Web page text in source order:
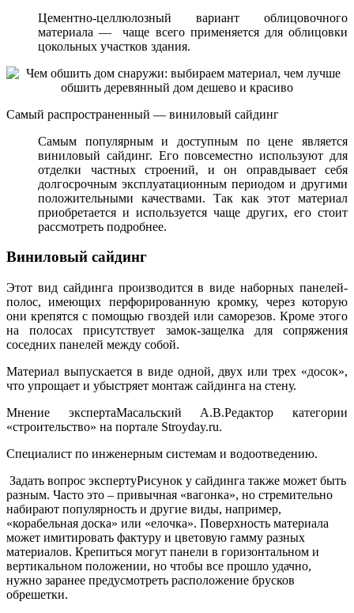
Цементно-целлюлозный вариант облицовочного
материала — чаще всего применяется для облицовки
цокольных участков здания.
Самый распространенный — виниловый сайдинг
Самым популярным и доступным по цене является
виниловый сайдинг. Его повсеместно используют для
отделки частных строений, и он оправдывает себя
долгосрочным эксплуатационным периодом и другими
положительными качествами. Так как этот материал
приобретается и используется чаще других, его стоит
рассмотреть подробнее.
Виниловый сайдинг
Этот вид сайдинга производится в виде наборных панелей-
полос, имеющих перфорированную кромку, через которую
они крепятся с помощью гвоздей или саморезов. Кроме этого
на полосах присутствует замок-защелка для сопряжения
соседних панелей между собой.
Материал выпускается в виде одной, двух или трех «досок»,
что упрощает и убыстряет монтаж сайдинга на стену.
Мнение экспертаМасальский А.В.Редактор категории
«строительство» на портале Stroyday.ru.
Специалист по инженерным системам и водоотведению.
Задать вопрос экспертуРисунок у сайдинга также может быть
разным. Часто это – привычная «вагонка», но стремительно
набирают популярность и другие виды, например,
«корабельная доска» или «елочка». Поверхность материала
может имитировать фактуру и цветовую гамму разных
материалов. Крепиться могут панели в горизонтальном и
вертикальном положении, но чтобы все прошло удачно,
нужно заранее предусмотреть расположение брусков
обрешетки.